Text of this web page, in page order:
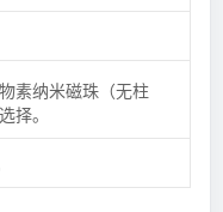
素纳米磁珠（无柱
择。